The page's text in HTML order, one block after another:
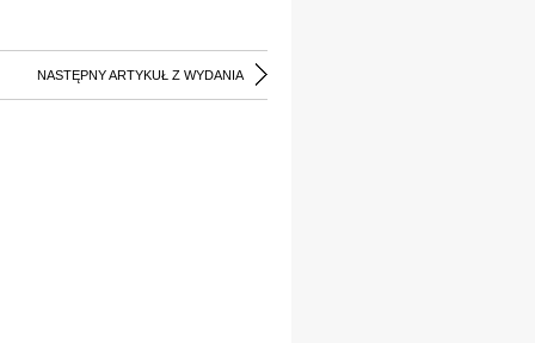
NASTĘPNY ARTYKUŁ Z WYDANIA